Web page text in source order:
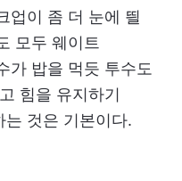
업이 좀 더 눈에 띌
모두 웨이트
가 밥을 먹듯 투수도
힘을 유지하기
는 것은 기본이다.